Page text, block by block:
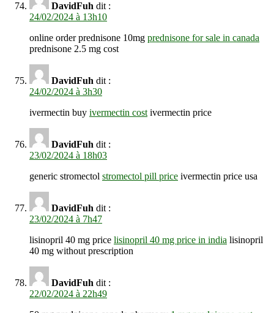
DavidFuh dit :
24/02/2024 à 13h10
online order prednisone 10mg prednisone for sale in canada
prednisone 2.5 mg cost
DavidFuh dit :
24/02/2024 à 3h30
ivermectin buy ivermectin costivermectin price
DavidFuh dit :
23/02/2024 à 18h03
generic stromectol stromectol pill price ivermectin price usa
DavidFuh dit :
23/02/2024 à 7h47
lisinopril 40 mg price lisinopril 40 mg price in india lisinopril
40 mg without prescription
DavidFuh dit :
22/02/2024 à 22h49